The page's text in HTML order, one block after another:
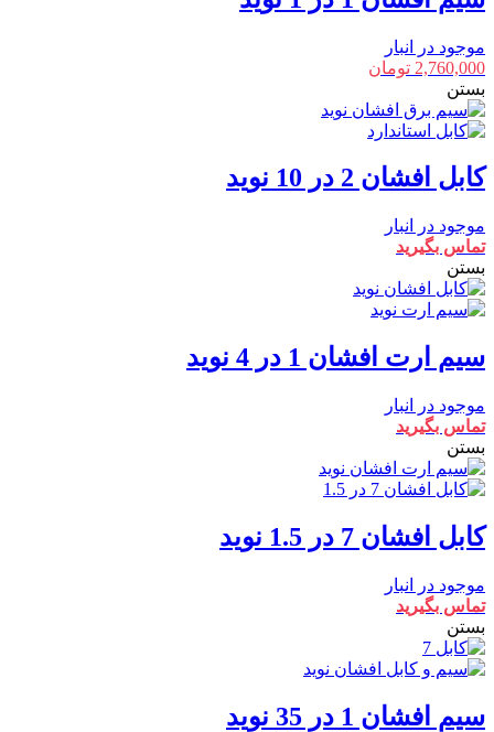
موجود در انبار
2,760,000 تومان
بستن
کابل افشان 2 در 10 نوید
موجود در انبار
تماس بگیرید
بستن
سیم ارت افشان 1 در 4 نوید
موجود در انبار
تماس بگیرید
بستن
کابل افشان 7 در 1.5 نوید
موجود در انبار
تماس بگیرید
بستن
سیم افشان 1 در 35 نوید